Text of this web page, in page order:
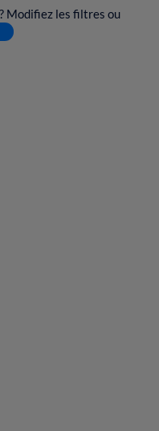
Modifiez les filtres ou